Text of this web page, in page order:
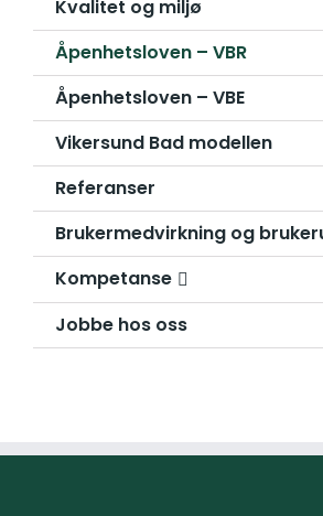
Kvalitet og miljø
Åpenhetsloven – VBR
Åpenhetsloven – VBE
Vikersund Bad modellen
Referanser
Brukermedvirkning og
Kompetanse
Jobbe hos oss